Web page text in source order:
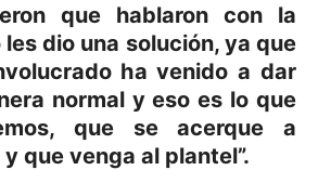
que hablaron con la
dio una solución, ya que
ha venido a dar
normal y eso es lo que
que se acerque a
que venga al plantel”.